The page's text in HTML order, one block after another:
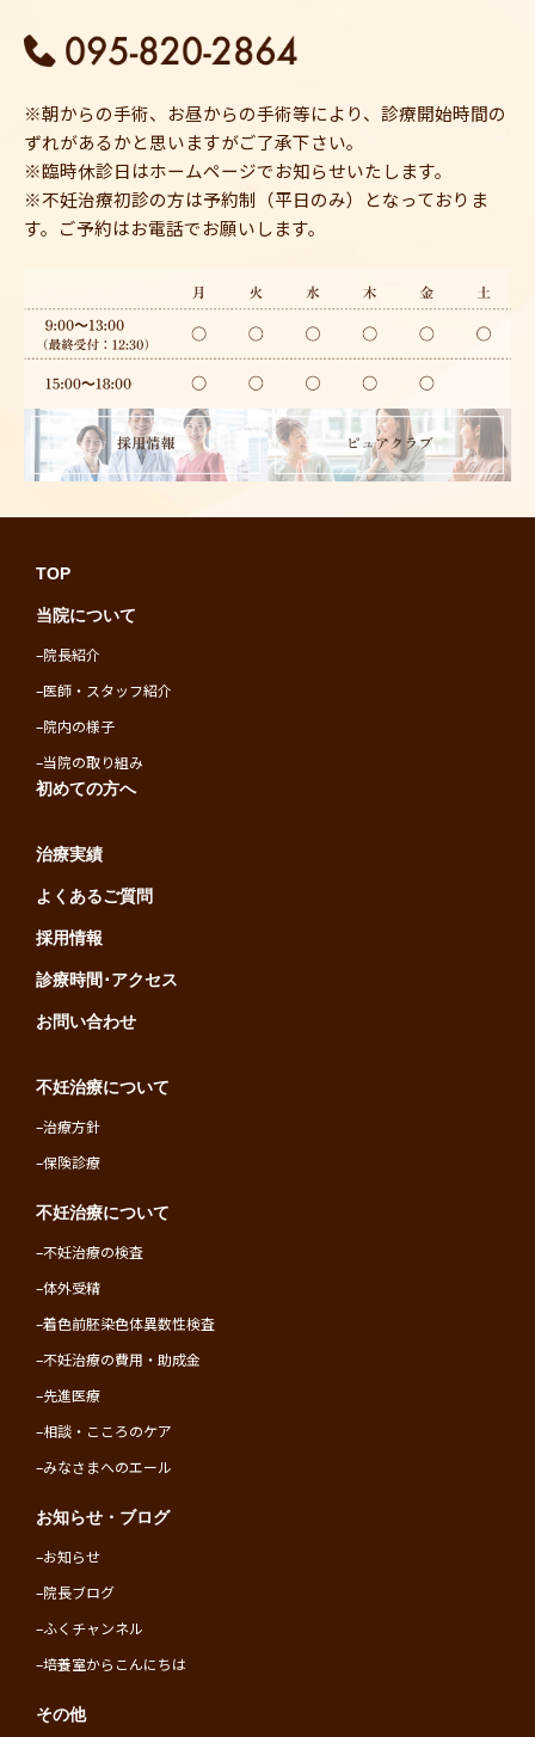
※朝からの手術、お昼からの手術等により、診療開始時間の
ずれがあるかと思いますがご了承下さい。
※臨時休診日はホームページでお知らせいたします。
※不妊治療初診の方は予約制（平日のみ）となっておりま
す。ご予約はお電話でお願いします。
TOP
当院について
–院長紹介
–医師・スタッフ紹介
–院内の様子
–当院の取り組み
初めての方へ
治療実績
よくあるご質問
採用情報
診療時間･アクセス
お問い合わせ
不妊治療について
–治療方針
–保険診療
不妊治療について
–不妊治療の検査
–体外受精
–着色前胚染色体異数性検査
–不妊治療の費用・助成金
–先進医療
–相談・こころのケア
–みなさまへのエール
お知らせ・ブログ
–お知らせ
–院長ブログ
–ふくチャンネル
–培養室からこんにちは
その他